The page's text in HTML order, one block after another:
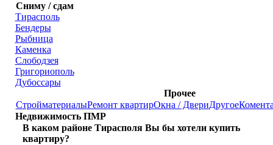
Сниму / сдам
Тирасполь
Бендеры
Рыбница
Каменка
Слободзея
Григориополь
Дубоссары
Прочее
СтройматериалыРемонт квартирОкна / ДвериДругое
Недвижимость ПМР
В каком районе Тирасполя Вы бы хотели купить
квартиру?